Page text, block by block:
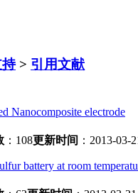
> 引用文献
Nanocomposite electrode
：108更新时间 ：2013-03-
battery at room